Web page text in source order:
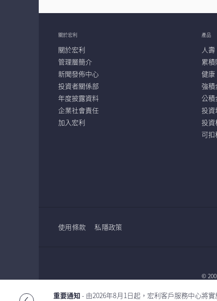
重要通知 - 由2026年8月1日起，宏利客戶服務中心將
關於宏利
關於宏利
管理層簡介
新聞發佈中心
投資者關係部
年度披露資料
企業社會責任
加入宏利
產品
人壽
累
健康
強積
公積
投資
投資
可
使用條款 私隱政策
©